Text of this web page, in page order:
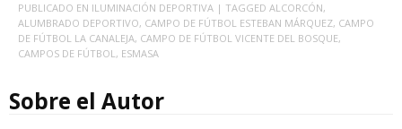
PUBLICADO EN ILUMINACIÓN DEPORTIVA | TAGGED ALCORCÓN,
ALUMBRADO DEPORTIVO, CAMPO DE FÚTBOL ESTEBAN MÁRQUEZ, CAMPO
DE FÚTBOL LA CANALEJA, CAMPO DE FÚTBOL VICENTE DEL BOSQUE,
CAMPOS DE FÚTBOL, ESMASA
Sobre el Autor